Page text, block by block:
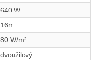
640 W
16m
80 W/m²
dvoužilový